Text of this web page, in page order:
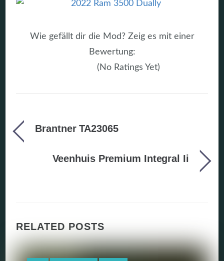
Wie gefällt dir die Mod? Zeig es mit einer
Bewertung:
(No Ratings Yet)
Brantner TA23065
Veenhuis Premium Integral Ii
RELATED POSTS